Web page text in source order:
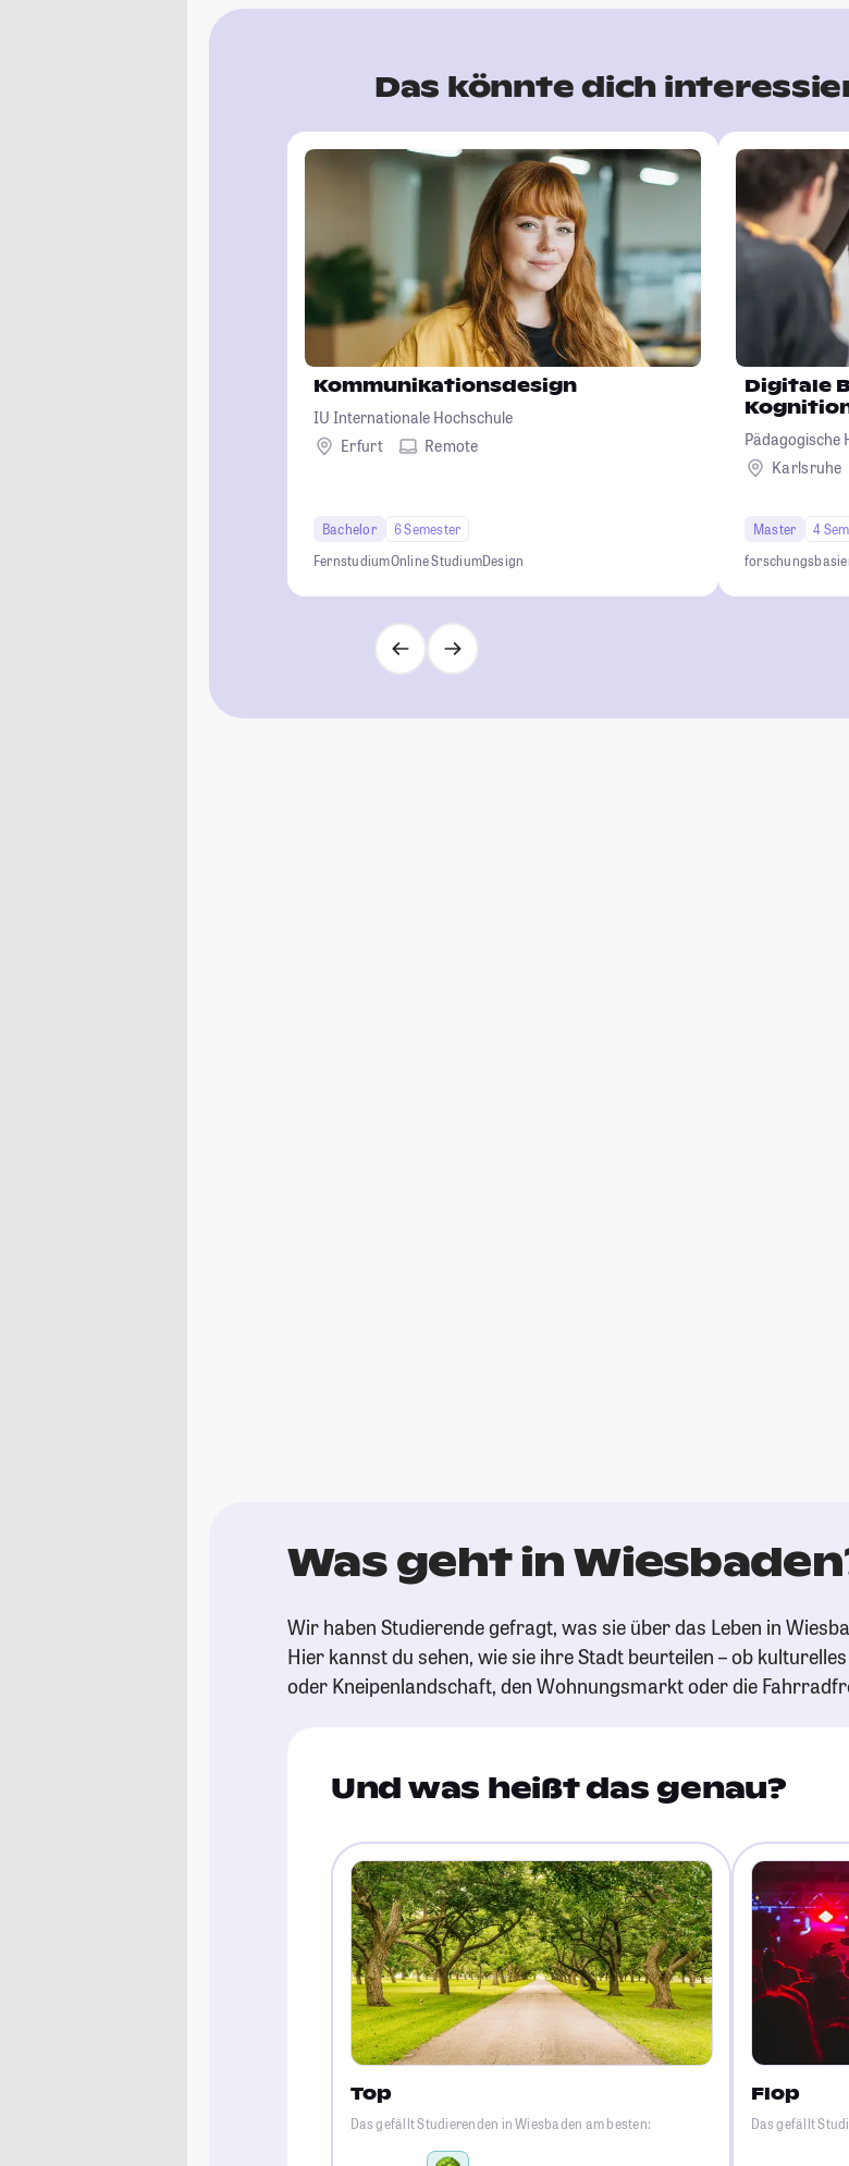
Das könnte dich
Kommunikationsdesign
IU Internationale Hochschule
Erfurt
Remote
Bachelor
6 Semester
FernstudiumOnline StudiumDesign
Digitale
Pädagogische
Karlsruhe
Master
4
Was geht in
Wir haben Studierende gefragt, was sie über das Leben in
Hier kannst du sehen, wie sie ihre Stadt beurteilen – ob
oder Kneipenlandschaft, den Wohnungsmarkt oder die
Und was heißt das genau?
Top
Das gefällt Studierenden in Wiesbaden am besten:
Flop
Das gefällt